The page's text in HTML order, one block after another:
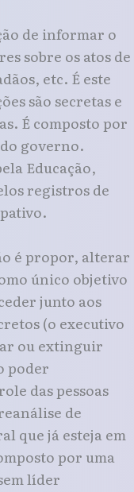
de informar o
sobre os atos de
etc. É este
são secretas e
É composto por
governo.
Educação,
registros de
é propor, alterar
único objetivo
junto aos
(o executivo
ou extinguir
poder
das pessoas
de
que já esteja em
por uma
líder